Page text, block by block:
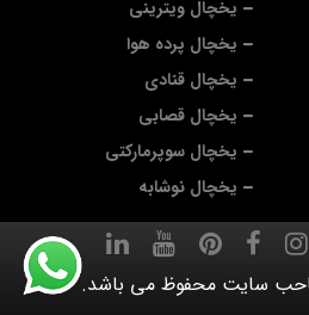
یخچال ویترینی
یخچال پرده هوا
یخچال قنادی
یخچال قصابی
یخچال سوپرمارکتی
یخچال نوشابه
سایت محفوظ می باشد.